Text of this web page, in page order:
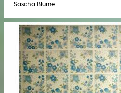
Sascha Blume